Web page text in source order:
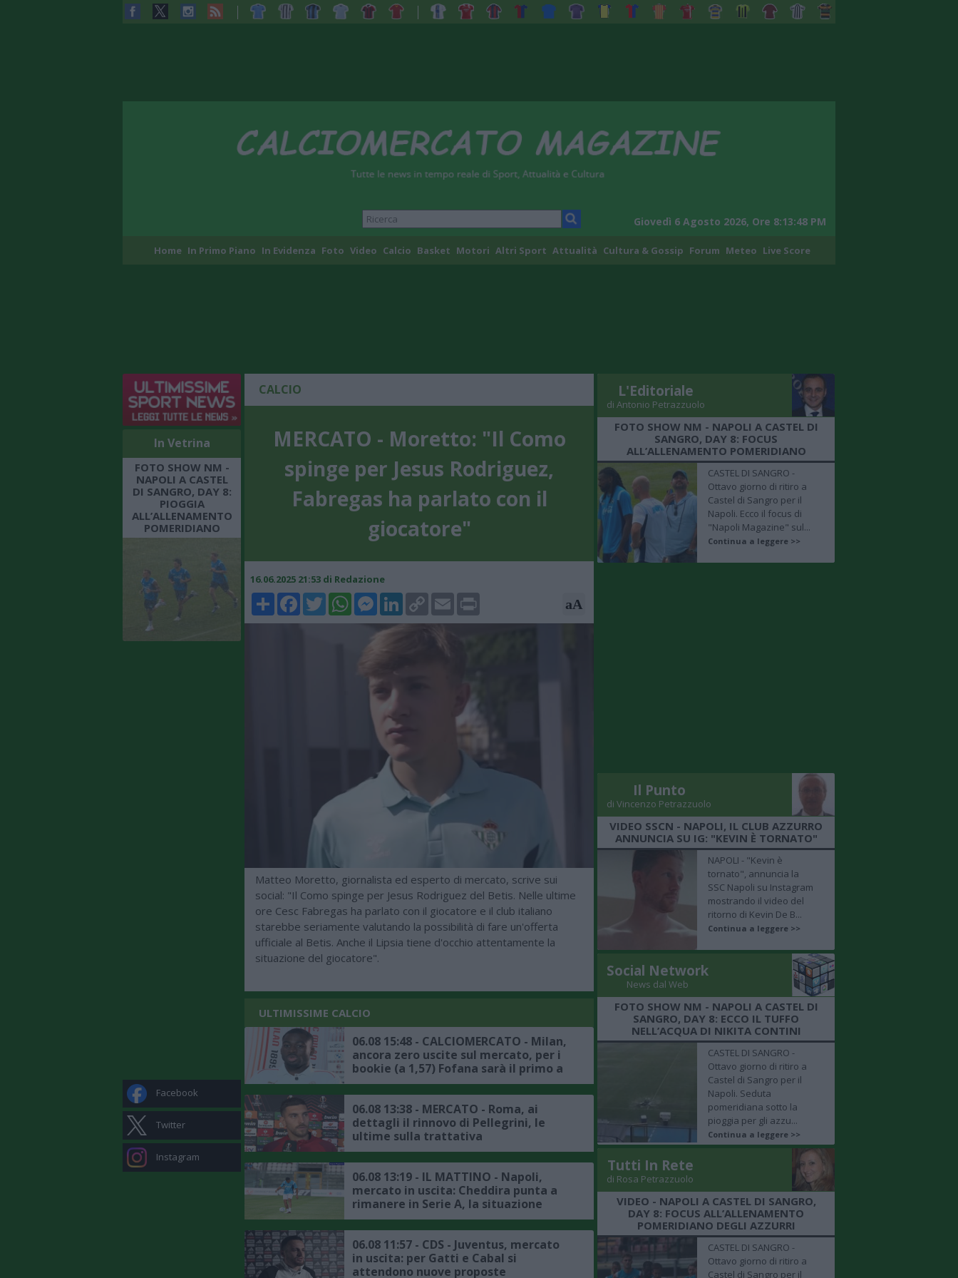
Giovedì 6 Agosto 2026, Ore 8:13:49 PM
Home In Primo Piano In Evidenza Foto Video Calcio Basket Motori Altri Sport Attualità Cultura & Gossip Forum Meteo Live Score
In Vetrina
FOTO SHOW NM -
NAPOLI A CASTEL
DI SANGRO, DAY 8:
PIOGGIA
ALL’ALLENAMENTO
POMERIDIANO
Facebook
Twitter
Instagram
CALCIO
MERCATO - Moretto: "Il Como
spinge per Jesus Rodriguez,
Fabregas ha parlato con il
giocatore"
16.06.2025 21:53 di Redazione
ShareFacebookTwitterWhatsAppMessenger
LinkedIn
Copy
Link
Email Print aA
Matteo Moretto, giornalista ed esperto di mercato, scrive sui
social: "Il Como spinge per Jesus Rodriguez del Betis. Nelle ultime
ore Cesc Fabregas ha parlato con il giocatore e il club italiano
starebbe seriamente valutando la possibilità di fare un'offerta
ufficiale al Betis. Anche il Lipsia tiene d'occhio attentamente la
situazione del giocatore".
ULTIMISSIME CALCIO
06.08 15:48 - CALCIOMERCATO - Milan,
ancora zero uscite sul mercato, per i
bookie (a 1,57) Fofana sarà il primo a
salutare
06.08 13:38 - MERCATO - Roma, ai
dettagli il rinnovo di Pellegrini, le
ultime sulla trattativa
06.08 13:19 - IL MATTINO - Napoli,
mercato in uscita: Cheddira punta a
rimanere in Serie A, la situazione
06.08 11:57 - CDS - Juventus, mercato
in uscita: per Gatti e Cabal si
attendono nuove proposte
L'Editoriale
di Antonio Petrazzuolo
FOTO SHOW NM - NAPOLI A CASTEL DI
SANGRO, DAY 8: FOCUS
ALL’ALLENAMENTO POMERIDIANO
CASTEL DI SANGRO -
Ottavo giorno di ritiro a
Castel di Sangro per il
Napoli. Ecco il focus di
"Napoli Magazine" sul...
Continua a leggere >>
Il Punto
di Vincenzo Petrazzuolo
VIDEO SSCN - NAPOLI, IL CLUB AZZURRO
ANNUNCIA SU IG: "KEVIN È TORNATO"
NAPOLI - "Kevin è
tornato", annuncia la
SSC Napoli su Instagram
mostrando il video del
ritorno di Kevin De B...
Continua a leggere >>
Social Network
News dal Web
FOTO SHOW NM - NAPOLI A CASTEL DI
SANGRO, DAY 8: ECCO IL TUFFO
NELL’ACQUA DI NIKITA CONTINI
CASTEL DI SANGRO -
Ottavo giorno di ritiro a
Castel di Sangro per il
Napoli. Seduta
pomeridiana sotto la
pioggia per gli azzu...
Continua a leggere >>
Tutti In Rete
di Rosa Petrazzuolo
VIDEO - NAPOLI A CASTEL DI SANGRO,
DAY 8: FOCUS ALL’ALLENAMENTO
POMERIDIANO DEGLI AZZURRI
CASTEL DI SANGRO -
Ottavo giorno di ritiro a
Castel di Sangro per il